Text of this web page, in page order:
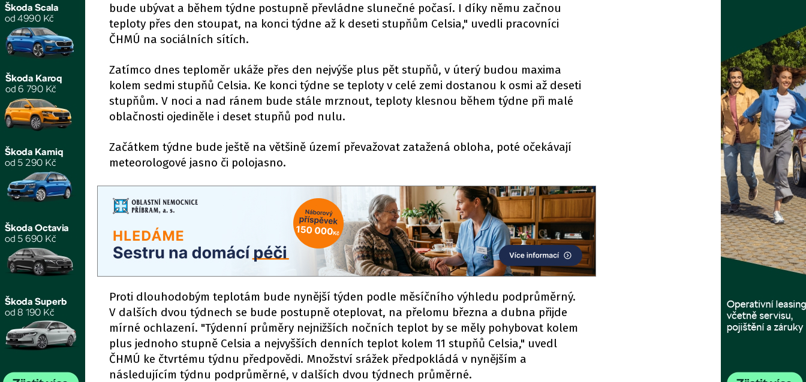
bude ubývat a během týdne postupně převládne slunečné počasí. I díky němu začnou
teploty přes den stoupat, na konci týdne až k deseti stupňům Celsia," uvedli pracovníci
ČHMÚ na sociálních sítích.
Zatímco dnes teploměr ukáže přes den nejvýše plus pět stupňů, v úterý budou maxima
kolem sedmi stupňů Celsia. Ke konci týdne se teploty v celé zemi dostanou k osmi až deseti
stupňům. V noci a nad ránem bude stále mrznout, teploty klesnou během týdne při malé
oblačnosti ojediněle i deset stupňů pod nulu.
Začátkem týdne bude ještě na většině území převažovat zatažená obloha, poté očekávají
meteorologové jasno či polojasno.
Proti dlouhodobým teplotám bude nynější týden podle měsíčního výhledu podprůměrný.
V dalších dvou týdnech se bude postupně oteplovat, na přelomu března a dubna přijde
mírné ochlazení. "Týdenní průměry nejnižších nočních teplot by se měly pohybovat kolem
plus jednoho stupně Celsia a nejvyšších denních teplot kolem 11 stupňů Celsia," uvedl
ČHMÚ ke čtvrtému týdnu předpovědi. Množství srážek předpokládá v nynějším a
následujícím týdnu podprůměrné, v dalších dvou týdnech průměrné.